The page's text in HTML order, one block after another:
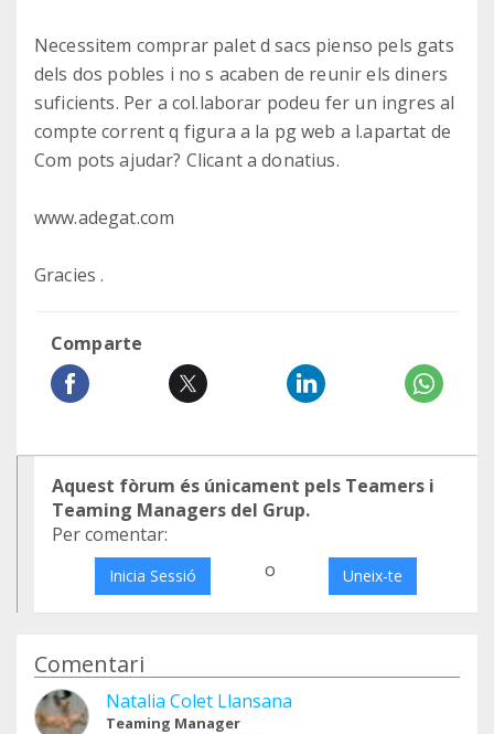
Necessitem comprar palet d sacs pienso pels gats
dels dos pobles i no s acaben de reunir els diners
suficients. Per a col.laborar podeu fer un ingres al
compte corrent q figura a la pg web a l.apartat de
Com pots ajudar? Clicant a donatius.
www.adegat.com
Gracies .
Comparte
Aquest fòrum és únicament pels Teamers i
Teaming Managers del Grup.
Per comentar:
Inicia Sessió o Uneix-te
Comentari
Natalia Colet Llansana
Teaming Manager